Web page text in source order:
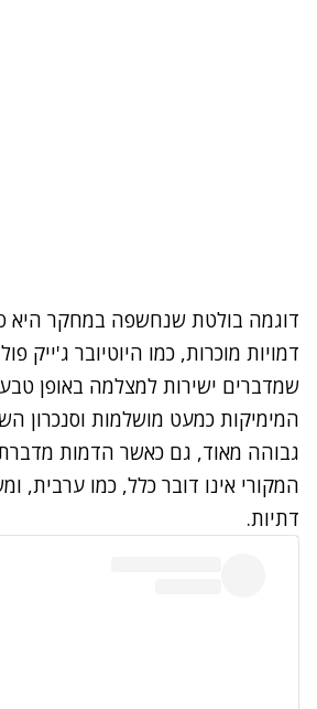
דוגמה בולטת שנחשפה במחקר היא
דמויות מוכרות, כמו היוטיובר ג'ייק
שמדברים ישירות למצלמה באופן
המימיקות כמעט מושלמות וסנכרון
גבוהה מאוד, גם כאשר הדמות
המקורי אינו דובר כלל, כמו ערבית,
דתיות.